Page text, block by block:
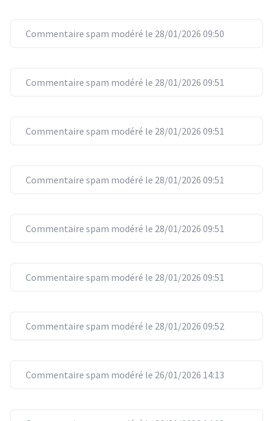
Commentaire spam modéré le 28/01/2026 09:50
Commentaire spam modéré le 28/01/2026 09:51
Commentaire spam modéré le 28/01/2026 09:51
Commentaire spam modéré le 28/01/2026 09:51
Commentaire spam modéré le 28/01/2026 09:51
Commentaire spam modéré le 28/01/2026 09:51
Commentaire spam modéré le 28/01/2026 09:52
Commentaire spam modéré le 26/01/2026 14:13